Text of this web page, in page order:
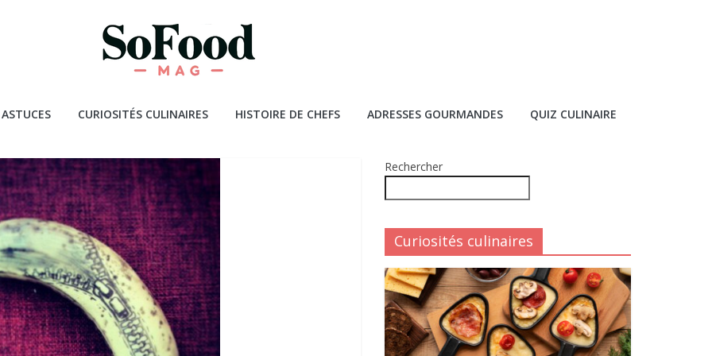
CURIOSITÉS CULINAIRES HISTOIRE DE CHEFS ADRESSES GOURMANDES QUIZ CULINAIRE
Rechercher
Curiosités culinaires